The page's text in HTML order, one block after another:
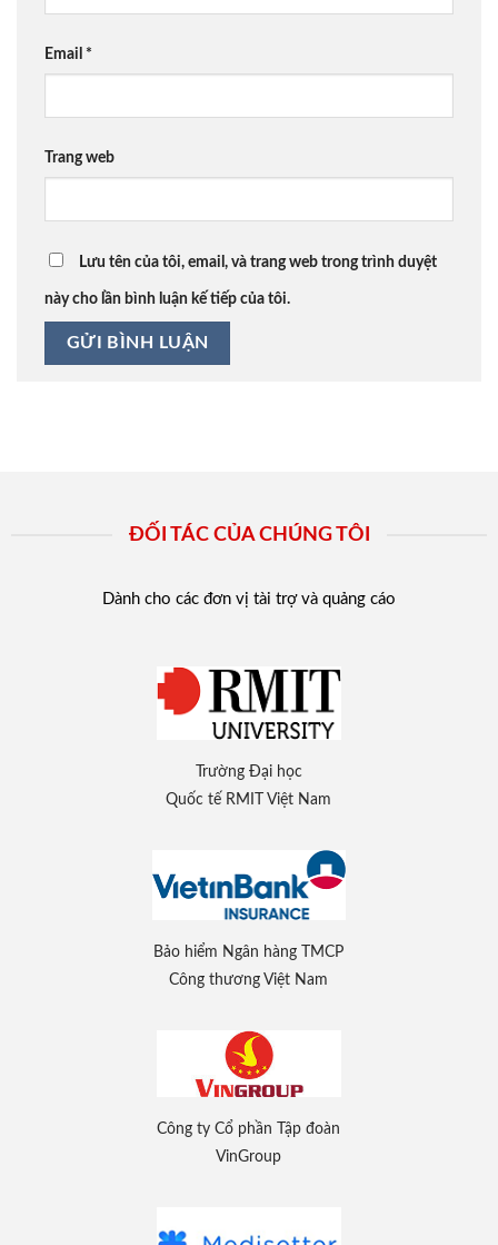
Email *
Trang web
Lưu tên của tôi, email, và trang web trong trình duyệt
này cho lần bình luận kế tiếp của tôi.
ĐỐI TÁC CỦA CHÚNG TÔI
Dành cho các đơn vị tài trợ và quảng cáo
Trường Đại học
Quốc tế RMIT Việt Nam
Bảo hiểm Ngân hàng TMCP
Công thương Việt Nam
Công ty Cổ phần Tập đoàn
VinGroup